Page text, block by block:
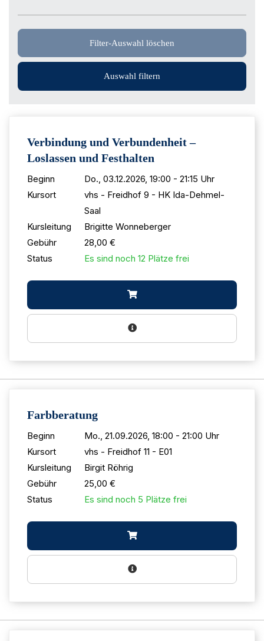
Filter-Auswahl löschen
Verbindung und Verbundenheit –
Loslassen und Festhalten
Beginn
Do., 03.12.2026, 19:00 - 21:15 Uhr
Kursort
vhs - Freidhof 9 - HK Ida-Dehmel-
Saal
Kursleitung
Brigitte Wonneberger
Gebühr
28,00 €
Status
Es sind noch 12 Plätze frei
Farbberatung
Beginn
Mo., 21.09.2026, 18:00 - 21:00 Uhr
Kursort
vhs - Freidhof 11 - E01
Kursleitung
Birgit Röhrig
Gebühr
25,00 €
Status
Es sind noch 5 Plätze frei